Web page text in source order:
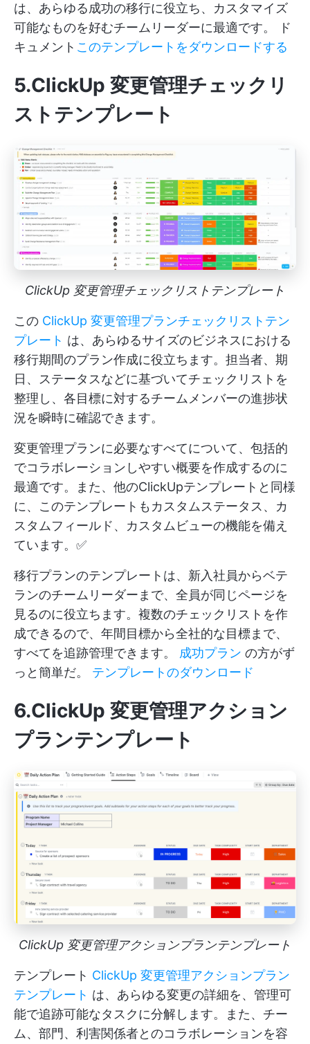
は、あらゆる成功の移行に役立ち、カスタマイズ
可能なものを好むチームリーダーに最適です。
ド
キュメント このテンプレートをダウンロードする
5.ClickUp 変更管理チェックリ
ストテンプレート
ClickUp 変更管理チェックリストテンプレート
この ClickUp 変更管理プランチェックリストテン
プレート は、あらゆるサイズのビジネスにおける
移行期間のプラン作成に役立ちます。担当者、期
日、ステータスなどに基づいてチェックリストを
整理し、各目標に対するチームメンバーの進捗状
況を瞬時に確認できます。
変更管理プランに必要なすべてについて、包括的
でコラボレーションしやすい概要を作成するのに
最適です。また、他のClickUpテンプレートと同様
に、このテンプレートもカスタムステータス、カ
スタムフィールド、カスタムビューの機能を備え
ています。✅
移行プランのテンプレートは、新入社員からベテ
ランのチームリーダーまで、全員が同じページを
見るのに役立ちます。複数のチェックリストを作
成できるので、年間目標から全社的な目標まで、
すべてを追跡管理できます。 成功プラン の方がず
っと簡単だ。 テンプレートのダウンロード
6.ClickUp 変更管理アクション
プランテンプレート
ClickUp 変更管理アクションプランテンプレート
テンプレート ClickUp 変更管理アクションプラン
テンプレート は、あらゆる変更の詳細を、管理可
能で追跡可能なタスクに分解します。また、チー
ム、部門、利害関係者とのコラボレーションを容